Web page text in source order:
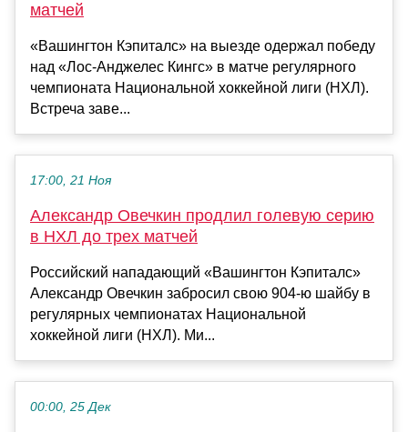
матчей
«Вашингтон Кэпиталс» на выезде одержал победу
над «Лос-Анджелес Кингс» в матче регулярного
чемпионата Национальной хоккейной лиги (НХЛ).
Встреча заве...
17:00, 21 Ноя
Александр Овечкин продлил голевую серию
в НХЛ до трех матчей
Российский нападающий «Вашингтон Кэпиталс»
Александр Овечкин забросил свою 904-ю шайбу в
регулярных чемпионатах Национальной
хоккейной лиги (НХЛ). Ми...
00:00, 25 Дек